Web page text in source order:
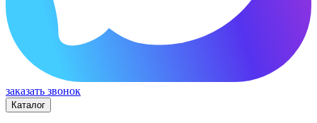
заказать звонок
Каталог